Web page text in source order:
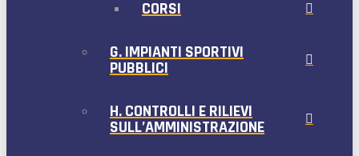
CORSI
G. IMPIANTI SPORTIVI
PUBBLICI
H. CONTROLLI E RILIEVI
SULL’AMMINISTRAZIONE